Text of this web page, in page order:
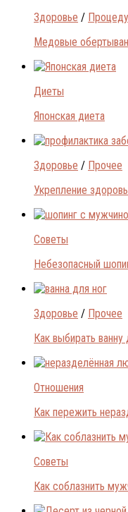
Здоровье /
Медовые
Диеты
Японская диета
Здоровье / Прочее
Укрепление
Советы
Небезопасный
Здоровье / Прочее
Как выбирать ванну
Отношения
Как пережить
Советы
Как соблазнить